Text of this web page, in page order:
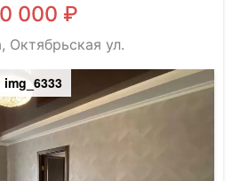
000 ₽
Октябрьская ул.
img_6333